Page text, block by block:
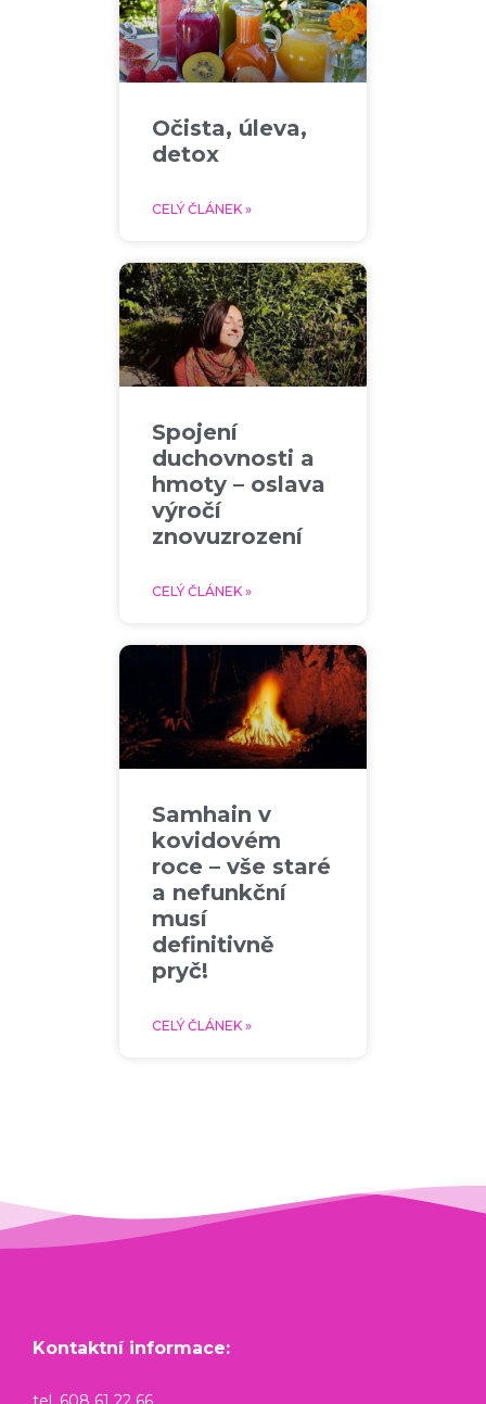
Očista, úleva,
detox
CELÝ ČLÁNEK »
Spojení
duchovnosti a
hmoty – oslava
výročí
znovuzrození
CELÝ ČLÁNEK »
Samhain v
kovidovém
roce – vše staré
a nefunkční
musí
definitivně
pryč!
CELÝ ČLÁNEK »
Kontaktní informace: